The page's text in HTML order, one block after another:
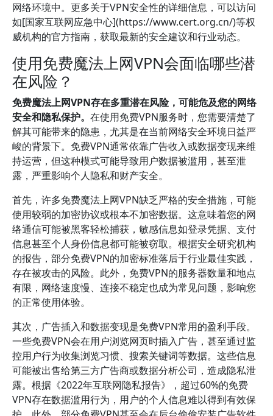
网络环境中。更多关于VPN安全性的详细信息，可以访问
如[国家互联网应急中心](https://www.cert.org.cn/)等权
威机构的官方指南，获取最新的安全建议和行业动态。
使用免费魔法上网VPN会面临哪些潜
在风险？
免费魔法上网VPN存在多重潜在风险，可能危及您的网络
安全和隐私保护。 在使用免费VPN服务时，您需要清楚了
解其可能带来的隐患，尤其是在当前网络安全环境日益严
峻的背景下。免费VPN通常依靠广告收入或数据变现来维
持运营，但这种模式可能导致用户数据被滥用，甚至泄
露，严重影响个人隐私和财产安全。
首先，许多免费魔法上网VPN缺乏严格的安全措施，可能
使用较弱的加密协议或根本不加密数据。这意味着您的网
络通信可能被黑客轻松捕获，敏感信息如登录凭据、支付
信息甚至个人身份信息都可能被窃取。根据安全研究机构
的报告，部分免费VPN的加密标准落后于行业最佳实践，
存在被攻击的风险。此外，免费VPN的服务器数量和地点
有限，网络速度慢、连接不稳定也成为常见问题，影响您
的正常使用体验。
其次，广告插入和数据变现是免费VPN常用的盈利手段。
一些免费VPN会在用户浏览网页时插入广告，甚至通过监
控用户行为收集浏览习惯、搜索关键词等数据。这些信息
可能被出售给第三方广告商或数据分析公司，造成隐私泄
露。根据《2022年互联网隐私报告》，超过60%的免费
VPN存在数据滥用行为，用户的个人信息难以得到有效保